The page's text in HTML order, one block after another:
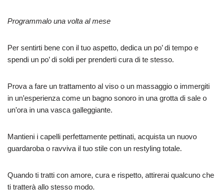
Programmalo una volta al mese
Per sentirti bene con il tuo aspetto, dedica un po’ di tempo e
spendi un po’ di soldi per prenderti cura di te stesso.
Prova a fare un trattamento al viso o un massaggio o immergiti
in un’esperienza come un bagno sonoro in una grotta di sale o
un’ora in una vasca galleggiante.
Mantieni i capelli perfettamente pettinati, acquista un nuovo
guardaroba o ravviva il tuo stile con un restyling totale.
Quando ti tratti con amore, cura e rispetto, attirerai qualcuno che
ti tratterà allo stesso modo.